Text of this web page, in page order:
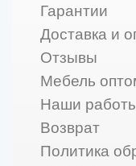
Гарантии
Доставка и
Отзывы
Мебель
Наши
Возврат
Политика